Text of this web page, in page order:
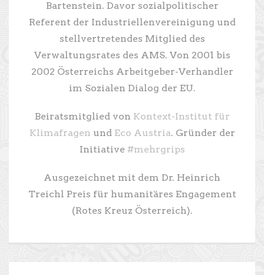
Bartenstein. Davor sozialpolitischer
Referent der Industriellenvereinigung und
stellvertretendes Mitglied des
Verwaltungsrates des AMS. Von 2001 bis
2002 Österreichs Arbeitgeber-Verhandler
im Sozialen Dialog der EU.
Beiratsmitglied von Kontext-Institut für
Klimafragen und Eco Austria. Gründer der
Initiative #mehrgrips
Ausgezeichnet mit dem Dr. Heinrich
Treichl Preis für humanitäres Engagement
(Rotes Kreuz Österreich).